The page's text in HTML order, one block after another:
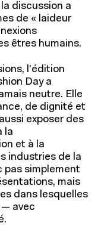
discussion a
de « laideur
êtres humains.
l'édition
Day a
neutre. Elle
de dignité et
exposer des
la
et à la
industries de la
pas simplement
mais
dans lesquelles
— avec